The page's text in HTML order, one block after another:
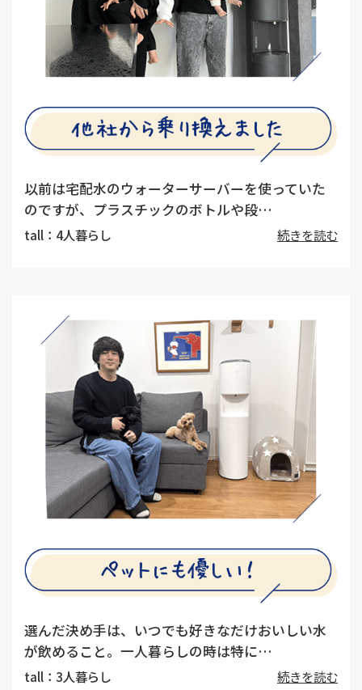
以前は宅配水のウォーターサーバーを使っていた
のですが、プラスチックのボトルや段…
tall：4人暮らし 続きを読む
選んだ決め手は、いつでも好きなだけおいしい水
が飲めること。一人暮らしの時は特に…
tall：3人暮らし 続きを読む